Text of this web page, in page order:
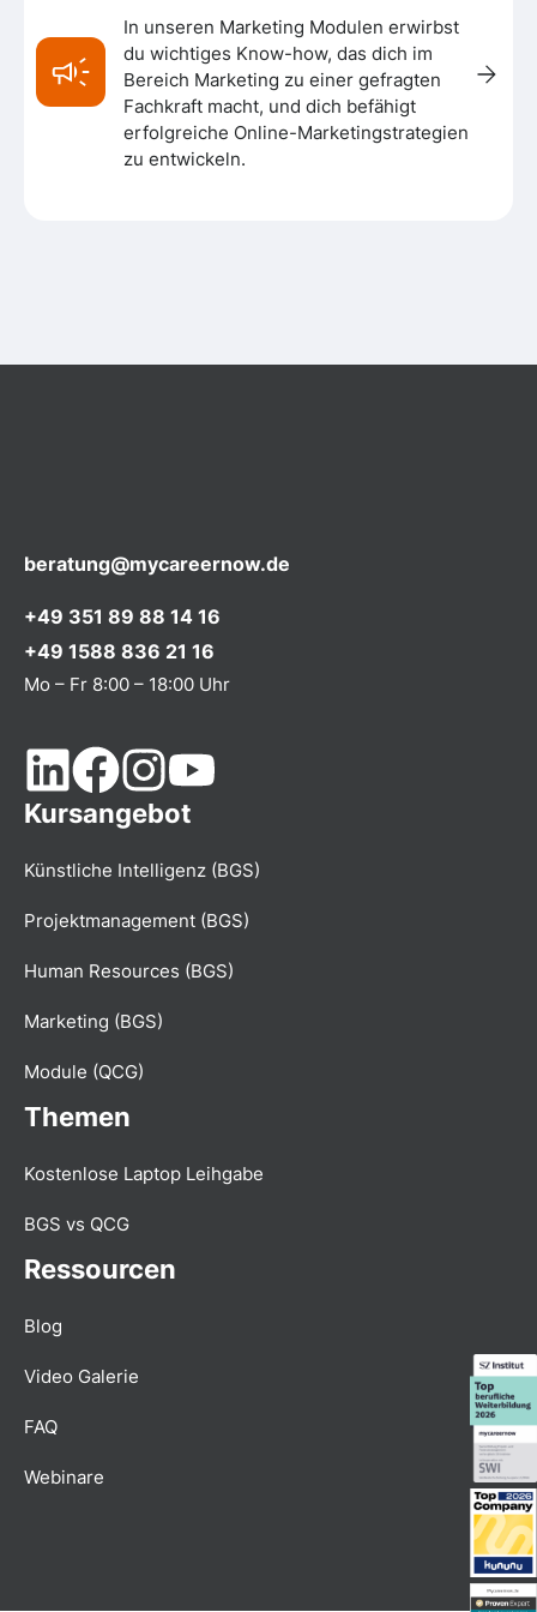
In unseren Marketing Modulen erwirbst
du wichtiges Know-how, das dich im
Bereich Marketing zu einer gefragten
Fachkraft macht, und dich befähigt
erfolgreiche Online-Marketingstrategien
zu entwickeln.
beratung@mycareernow.de
+49 351 89 88 14 16
+49 1588 836 21 16
Mo – Fr 8:00 – 18:00 Uhr
Kursangebot
Künstliche Intelligenz (BGS)
Projektmanagement (BGS)
Human Resources (BGS)
Marketing (BGS)
Module (QCG)
Themen
Kostenlose Laptop Leihgabe
BGS vs QCG
Ressourcen
Blog
Video Galerie
FAQ
Webinare